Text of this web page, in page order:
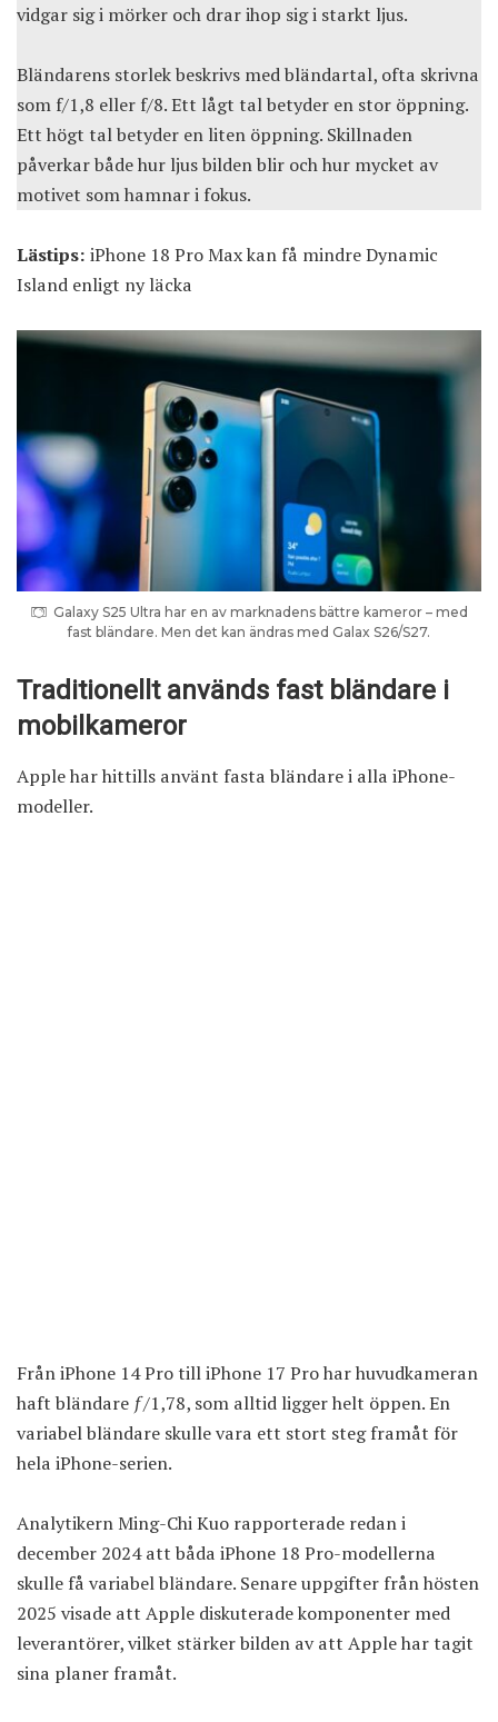
vidgar sig i mörker och drar ihop sig i starkt ljus.
Bländarens storlek beskrivs med bländartal, ofta skrivna
som f/1,8 eller f/8. Ett lågt tal betyder en stor öppning.
Ett högt tal betyder en liten öppning. Skillnaden
påverkar både hur ljus bilden blir och hur mycket av
motivet som hamnar i fokus.
Lästips: iPhone 18 Pro Max kan få mindre Dynamic
Island enligt ny läcka
Galaxy S25 Ultra har en av marknadens bättre kameror – med
fast bländare. Men det kan ändras med Galax S26/S27.
Traditionellt används fast bländare i
mobilkameror
Apple har hittills använt fasta bländare i alla iPhone-
modeller.
Från iPhone 14 Pro till iPhone 17 Pro har huvudkameran
haft bländare ƒ/1,78, som alltid ligger helt öppen. En
variabel bländare skulle vara ett stort steg framåt för
hela iPhone-serien.
Analytikern Ming-Chi Kuo rapporterade redan i
december 2024 att båda iPhone 18 Pro-modellerna
skulle få variabel bländare. Senare uppgifter från hösten
2025 visade att Apple diskuterade komponenter med
leverantörer, vilket stärker bilden av att Apple har tagit
sina planer framåt.